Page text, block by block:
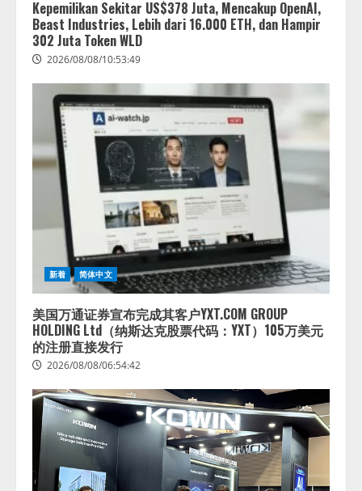
Kepemilikan Sekitar US$378 Juta, Mencakup OpenAI,
Beast Industries, Lebih dari 16.000 ETH, dan Hampir
302 Juta Token WLD
2026/08/08/10:53:49
新着 简体中文
美国万通证券宣布完成其客户YXT.COM GROUP
HOLDING Ltd（纳斯达克股票代码：YXT）105万美元
的注册直接发行
2026/08/08/06:54:42